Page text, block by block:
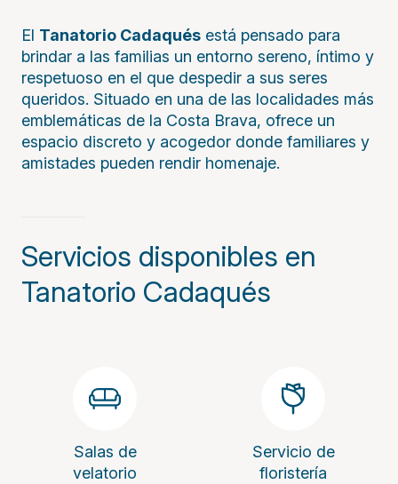
El Tanatorio Cadaqués está pensado para
brindar a las familias un entorno sereno, íntimo y
respetuoso en el que despedir a sus seres
queridos. Situado en una de las localidades más
emblemáticas de la Costa Brava, ofrece un
espacio discreto y acogedor donde familiares y
amistades pueden rendir homenaje.
Servicios disponibles en
Tanatorio Cadaqués
Salas de
velatorio
Servicio de
floristería